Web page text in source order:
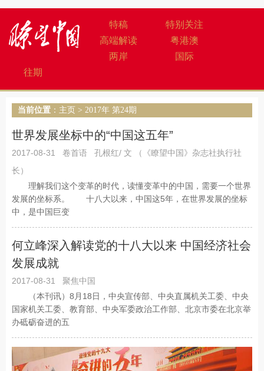
特稿
特别关注
高端解读
粤港澳
两岸
国际
往期
当前位置 ： 主页 > 2017年 第24期
世界发展坐标中的“中国这五年”
2017-08-31 卷首语
孔根红/ 文 （《瞭望中国》杂志社执行社
长）
理解我们这个变革的时代，读懂变革中的中国，需要一个世界
发展的坐标系。 十八大以来，中国这5年，在世界发展的坐标
中，是中国巨变
何立峰深入解读党的十八大以来 中国经济社会
发展成就
2017-08-31
聚焦中国
（本刊讯）8月18日，中央宣传部、中央直属机关工委、中央
国家机关工委、教育部、中央军委政治工作部、北京市委在北京举
办砥砺奋进的五